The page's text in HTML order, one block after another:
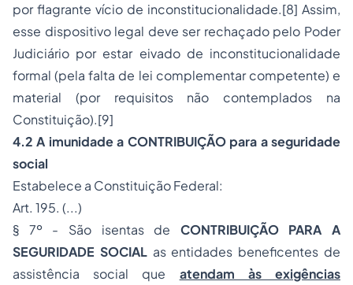
por flagrante vício de inconstitucionalidade.[8] Assim,
esse dispositivo legal deve ser rechaçado pelo Poder
Judiciário por estar eivado de inconstitucionalidade
formal (pela falta de lei complementar competente) e
material (por requisitos não contemplados na
Constituição).[9]
4.2 A imunidade a CONTRIBUIÇÃO para a seguridade
social
Estabelece a Constituição Federal:
Art. 195. (...)
§ 7º - São isentas de CONTRIBUIÇÃO PARA A
SEGURIDADE SOCIALas entidades beneficentes de
assistência social que atendam às exigências